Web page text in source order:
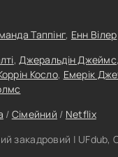
Таппінг, Енн Вілер
,Джеральдін Джеймс,
Косло, Емерік
/ Сімейний / Netflix
закадровий | UFdub,